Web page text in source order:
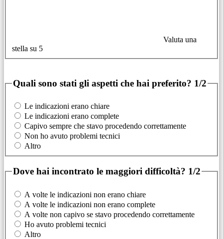
Valuta una
stella su 5
Quali sono stati gli aspetti che hai preferito? 1/2
Le indicazioni erano chiare
Le indicazioni erano complete
Capivo sempre che stavo procedendo correttamente
Non ho avuto problemi tecnici
Altro
Dove hai incontrato le maggiori difficoltà? 1/2
A volte le indicazioni non erano chiare
A volte le indicazioni non erano complete
A volte non capivo se stavo procedendo correttamente
Ho avuto problemi tecnici
Altro